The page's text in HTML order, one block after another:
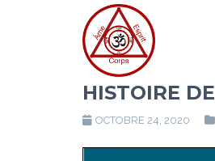
HISTOIRE
OCTOBRE 24, 2020